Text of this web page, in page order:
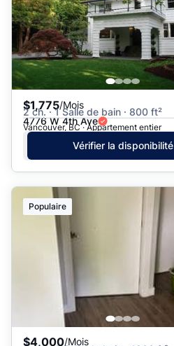
$1,775/Mois
2 ch. · 1 Salle de bain · 800 ft²
4776 W 4th Ave
Vancouver, BC · Appartement entier
Vérifier la disponibilité
Populaire
$4,000/Mois